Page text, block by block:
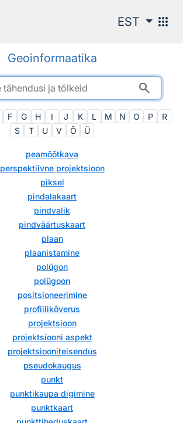
EST apps
Geoinformaatika
search
F G H I J K L M N O P
R
S
T U V Õ Ü
peamõõtkava
perspektiivne projektsioon
piksel
pindalakaart
pindvalik
pindväärtuskaart
plaan
plaanistamine
polügon
polügoon
positsioneerimine
profiilikõverus
projektsioon
projektsiooni aspekt
projektsiooniteisendus
pseudokaugus
punkt
punktikaupa digimine
punktkaart